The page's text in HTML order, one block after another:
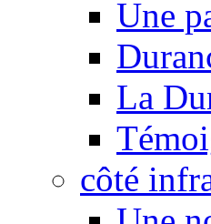
Une
La
côté